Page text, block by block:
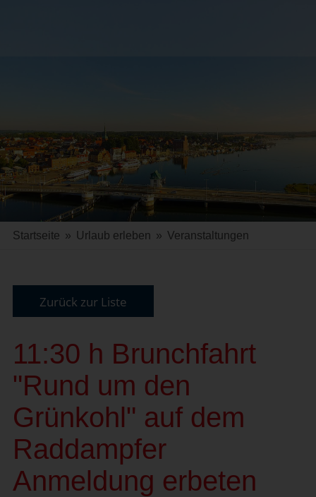
Startseite » Urlaub erleben » Veranstaltungen
Zurück zur Liste
11:30 h Brunchfahrt
"Rund um den
Grünkohl" auf dem
Raddampfer
Anmeldung erbeten